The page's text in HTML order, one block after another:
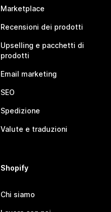
Marketplace
Recensioni dei prodotti
Upselling e pacchetti di
prodotti
Email marketing
SEO
Spedizione
Valute e traduzioni
Shopify
Chi siamo